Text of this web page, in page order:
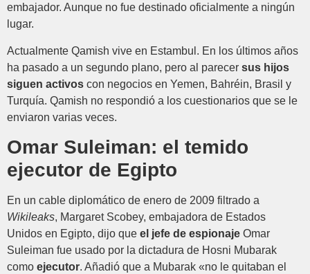
embajador. Aunque no fue destinado oficialmente a ningún
lugar.
Actualmente Qamish vive en Estambul. En los últimos años
ha pasado a un segundo plano, pero al parecer sus hijos
siguen activos con negocios en Yemen, Bahréin, Brasil y
Turquía. Qamish no respondió a los cuestionarios que se le
enviaron varias veces.
Omar Suleiman: el temido
ejecutor de Egipto
En un cable diplomático de enero de 2009 filtrado a
Wikileaks, Margaret Scobey, embajadora de Estados
Unidos en Egipto, dijo que el jefe de espionaje Omar
Suleiman fue usado por la dictadura de Hosni Mubarak
como ejecutor. Añadió que a Mubarak «no le quitaban el